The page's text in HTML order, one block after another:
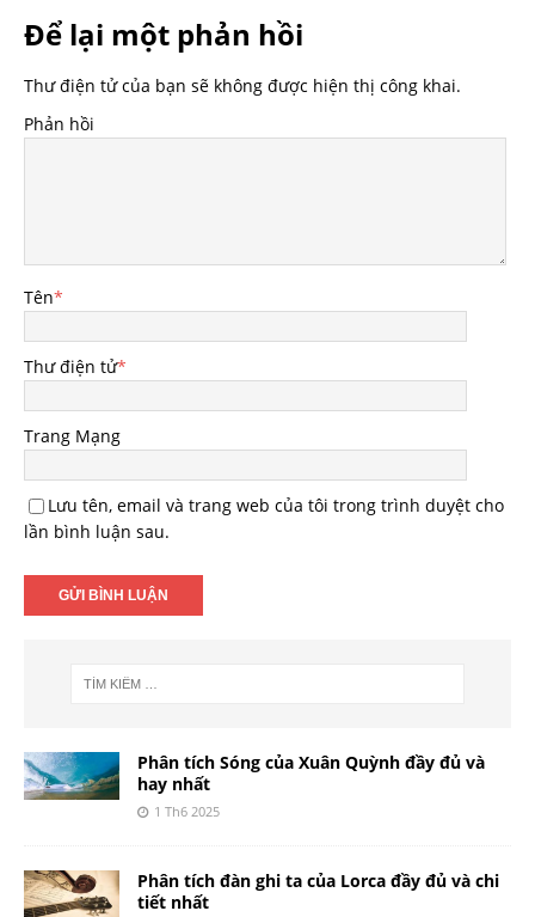
Để lại một phản hồi
Thư điện tử của bạn sẽ không được hiện thị công khai.
Phản hồi
Tên*
Thư điện tử*
Trang Mạng
Lưu tên, email và trang web của tôi trong trình duyệt cho
lần bình luận sau.
Phân tích Sóng của Xuân Quỳnh đầy đủ và
hay nhất
1 Th6 2025
Phân tích đàn ghi ta của Lorca đầy đủ và chi
tiết nhất